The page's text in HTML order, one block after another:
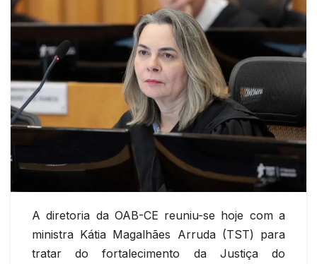
A diretoria da OAB-CE reuniu-se hoje com a
ministra Kátia Magalhães Arruda (TST) para
tratar do fortalecimento da Justiça do